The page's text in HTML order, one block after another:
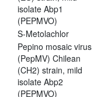
isolate Abp1
(PEPMVO)
S-Metolachlor
Pepino mosaic virus
(PepMV) Chilean
(CH2) strain, mild
isolate Abp2
(PEPMVO)